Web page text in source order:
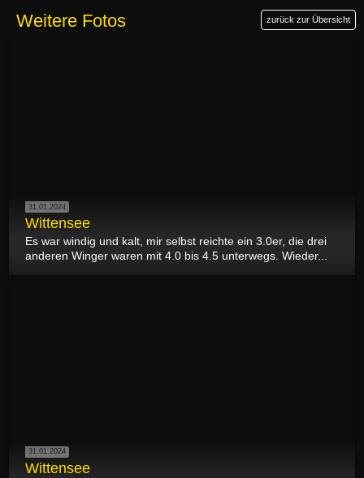
Weitere Fotos zurück zur Übersicht
31.01.2024
Wittensee
Es war windig und kalt, mir selbst reichte ein 3.0er, die drei
anderen Winger waren mit 4.0 bis 4.5 unterwegs. Wieder...
31.01.2024
Wittensee